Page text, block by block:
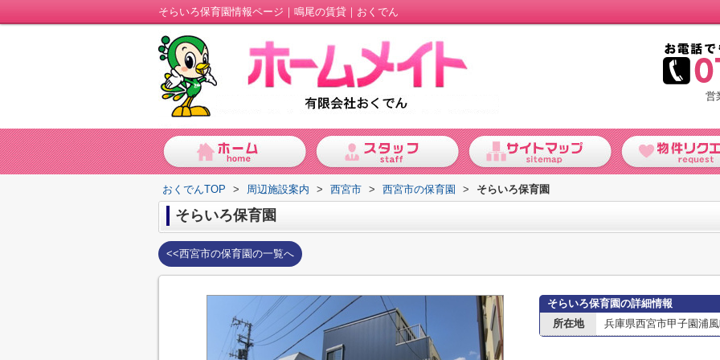
そらいろ保育園情報ページ｜鳴尾の賃貸｜おくでん
営
おくでんTOP > 周辺施設案内 > 西宮市 > 西宮市の保育園 > そらいろ保育園
そらいろ保育園
<<西宮市の保育園の一覧へ
そらいろ保育園の詳細情報
所在地
兵庫県西宮市甲子園浦